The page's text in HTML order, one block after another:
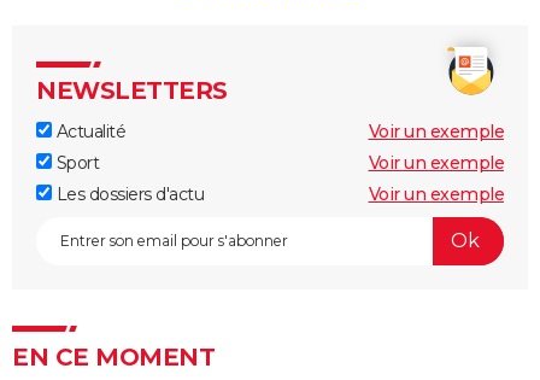
NEWSLETTERS
Actualité
Voir un exemple
Sport
Voir un exemple
Les dossiers d'actu
Voir un exemple
EN CE MOMENT